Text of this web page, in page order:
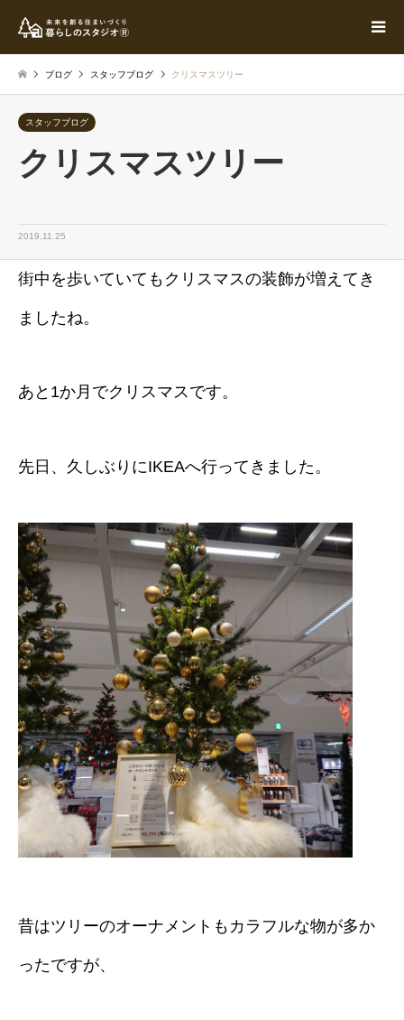
ブログ スタッフブログ クリスマスツリー
スタッフブログ
クリスマスツリー
2019.11.25
街中を歩いていてもクリスマスの装飾が増えてき
ましたね。
あと1か月でクリスマスです。
先日、久しぶりにIKEAへ行ってきました。
昔はツリーのオーナメントもカラフルな物が多か
ったですが、